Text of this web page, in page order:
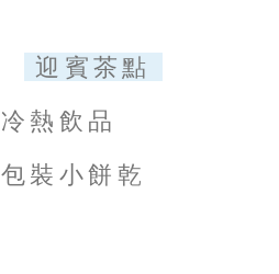
迎賓茶點
冷熱飲品
包裝小餅乾